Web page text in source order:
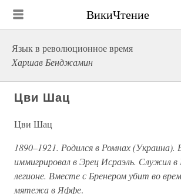
ВикиЧтение
Язык в революционное время
Харшав Бенджамин
Цви Шац
Цви Шац
1890–1921. Родился в Ромнах (Украина).
иммигрировал в Эрец Исраэль. Служил в
легионе. Вместе с Бренером убит во
мятежа в Яффе.